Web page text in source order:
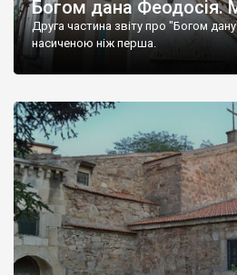
Богом дана Феодосія.
Друга частина звіту про "Богом
насиченою ніж перша.